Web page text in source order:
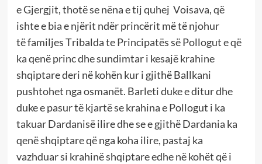
eGjergjit,thotë se nëna e tij quhej Voisava,që
ishte e bia e njërit ndër princërit më të njohur
tëfamiljes Tribalda te Principatës së Pollogut e që
ka qenë princ dhesundimtar i kesajë krahine
shqiptare deri në kohën kur i gjithë Ballkani
pushtohet nga osmanët. Barleti duke e ditur dhe
duke e pasur të kjartë se krahina e Pollogut i ka
takuar Dardanisë ilire dhe se e gjithë Dardania ka
qenë shqiptare që nga koha ilire, pastaj ka
vazhduar si krahinë shqiptare edhe në kohët që i